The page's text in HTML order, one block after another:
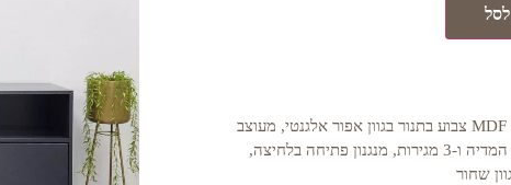
המוצר עשוי עץ תעשייתי MDF צבוע בתנור בגוון אפור אלגנטי, מעוצב
מדף פתוח לשלל מכשירי המדיה ו-3 מגירות, מנגנון פתיחה בלחיצה,